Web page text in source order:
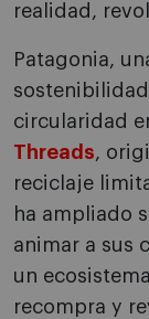
realidad,
Patagonia,
circularidad
Threads,
reciclaje
ha ampliado
animar a sus
un
recompra y